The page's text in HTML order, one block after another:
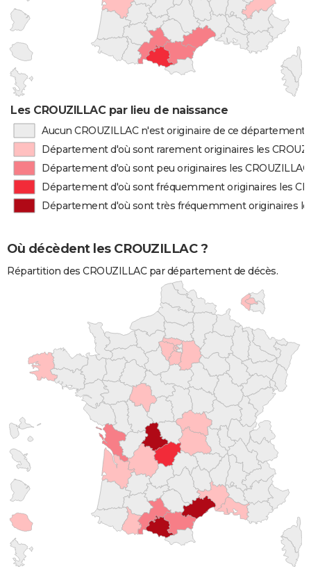
Les CROUZILLAC par lieu de naissance
Aucun CROUZILLAC n'est originaire de ce département
Département d'où sont rarement originaires les
Département d'où sont peu originaires les CROUZILLAC
Département d'où sont fréquemment originaires les
Département d'où sont très fréquemment originaires
Où décèdent les CROUZILLAC ?
Répartition des CROUZILLAC par département de décès.